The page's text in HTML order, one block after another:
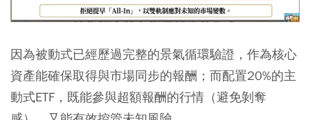
因為被動式已經歷過完整的景氣循環驗證，作為核心
資產能確保取得與市場同步的報酬；而配置20%的主
動式ETF，既能參與超額報酬的行情（避免剝奪